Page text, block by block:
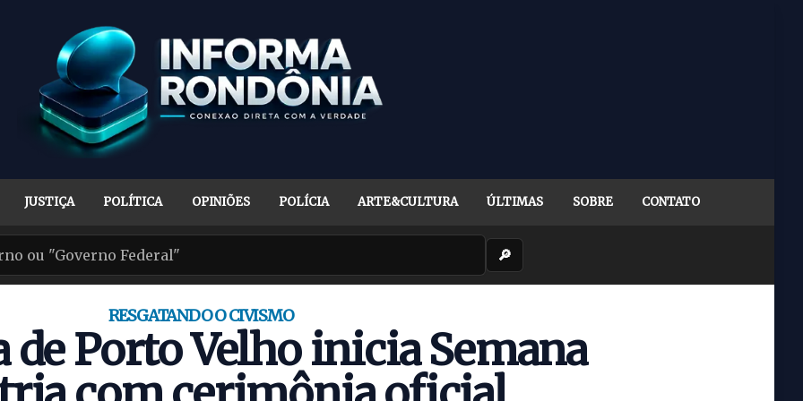
JUSTIÇA POLÍTICA OPINIÕES POLÍCIA ARTE&CULTURA ÚLTIMAS SOBRE CONTATO
🔎
RESGATANDO O CIVISMO
de Porto Velho inicia Semana